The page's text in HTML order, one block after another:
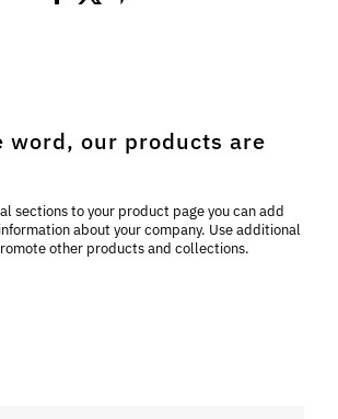
word, our products are
sections to your product page you can add
about your company. Use additional
other products and collections.